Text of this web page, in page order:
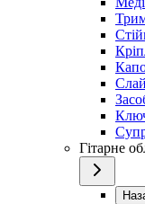
Гітарне